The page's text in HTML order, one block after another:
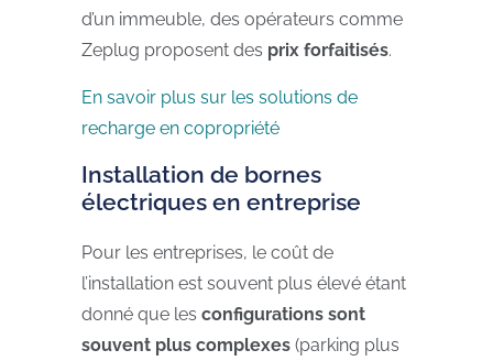
d’un immeuble, des opérateurs comme
Zeplug proposent des prix forfaitisés.
En savoir plus sur les solutions de
recharge en copropriété
Installation de bornes
électriques en entreprise
Pour les entreprises, le coût de
l’installation est souvent plus élevé étant
donné que les configurations sont
souvent plus complexes (parking plus